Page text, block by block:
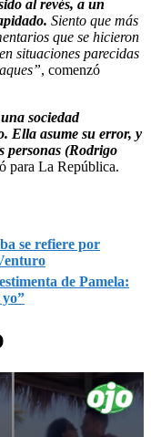
al revés, a un
Siento que más
que se hicieron
situaciones parecidas
, comenzó
sociedad
Ella asume su error, y
personas (Rodrigo
para La República.
se refiere por
de Pamela: